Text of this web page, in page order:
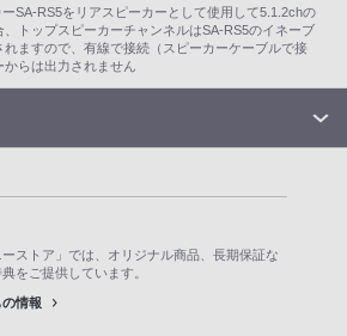
SA-RS5をリアスピーカーとして使用して5.1.2chの
、トップスピーカーチャンネルはSA-RS5のイネーブ
れますので、有線で接続（スピーカーケーブルで接
らは出力されません
ストア」では、オリジナル商品、長期保証な
をご提供しています。
情報